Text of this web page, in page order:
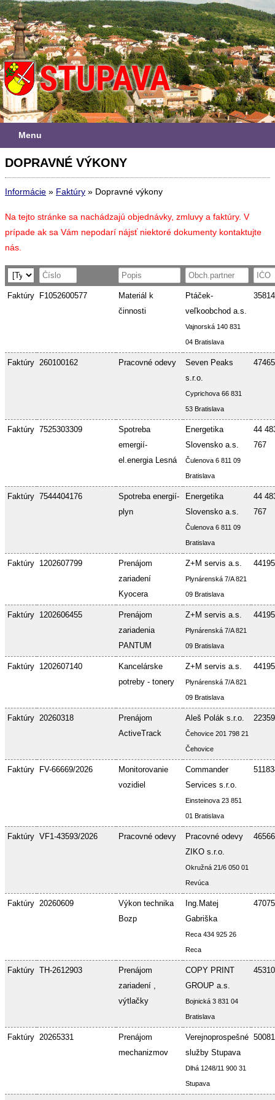
Menu
DOPRAVNÉ VÝKONY
Informácie » Faktúry » Dopravné výkony
Na tejto stránke sa nachádzajú objednávky, zmluvy a faktúry. V
prípade ak sa Vám nepodarí nájsť niektoré dokumenty kontaktujte
nás.
Faktúry F1052600577
Materiál k
činnosti
Ptáček-
veľkoobchod a.s.
Vajnorská 140 831
04 Bratislava
Faktúry 260100162 Pracovné odevy
Seven Peaks
s.r.o.
Cyprichova 66 831
53 Bratislava
Faktúry 7525303309
Spotreba
emergií-
el.energia Lesná
Energetika
Slovensko a.s.
Čulenova 6 811 09
Bratislava
44
767
Faktúry 7544404176
Spotreba energií-
plyn
Energetika
Slovensko a.s.
Čulenova 6 811 09
Bratislava
44
767
Faktúry 1202607799
Prenájom
zariadení
Kyocera
Z+M servis a.s.
Plynárenská 7/A 821
09 Bratislava
Faktúry 1202606455
Prenájom
zariadenia
PANTUM
Z+M servis a.s.
Plynárenská 7/A 821
09 Bratislava
Faktúry 1202607140
Kancelárske
potreby - tonery
Z+M servis a.s.
Plynárenská 7/A 821
09 Bratislava
Faktúry 20260318
Prenájom
ActiveTrack
Aleš Polák s.r.o.
Čehovice 201 798 21
Čehovice
Faktúry FV-66669/2026
Monitorovanie
vozidiel
Commander
Services s.r.o.
Einsteinova 23 851
01 Bratislava
Faktúry VF1-43593/2026 Pracovné odevy
Pracovné odevy
ZIKO s.r.o.
Okružná 21/6 050 01
Revúca
Faktúry 20260609
Výkon technika
Bozp
Ing.Matej
Gabriška
Reca 434 925 26
Reca
Faktúry TH-2612903
Prenájom
zariadení ,
výtlačky
COPY PRINT
GROUP a.s.
Bojnická 3 831 04
Bratislava
Faktúry 20265331
Prenájom
mechanizmov
Verejnoprospešné
služby Stupava
Dlhá 1248/11 900 31
Stupava